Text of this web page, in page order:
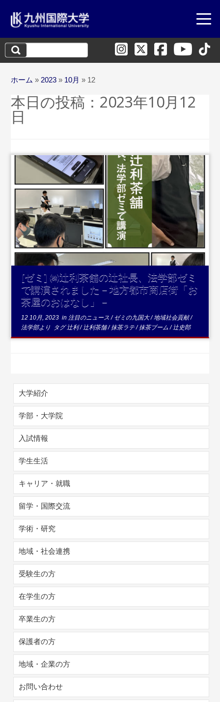
検
索:
ホーム » 2023 » 10月 » 12
本日の投稿： 2023年10月12
日
...続きを読む
[ゼミ] ㈱辻利茶舗の辻社長、法学部ゼミ
で講演されました－地方都市商店街「お
茶屋のおはなし」－
12 10月, 2023 in 注目のニュース/ゼミの九国大/地域社会貢献/
法学部より
タグ辻利/辻利茶舗/抹茶ラテ/抹茶ブーム/辻史郎
大学紹介
学部・大学院
入試情報
学生生活
キャリア・就職
留学・国際交流
学術・研究
地域・社会連携
受験生の方
在学生の方
卒業生の方
保護者の方
地域・企業の方
お問い合わせ